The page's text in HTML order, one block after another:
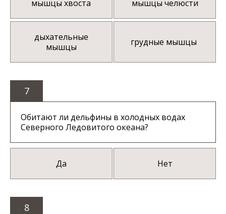
мышцы хвоста мышцы челюсти
дыхательные
мышцы
грудные мышцы
7
Обитают ли дельфины в холодных водах
Северного Ледовитого океана?
Да Нет
8